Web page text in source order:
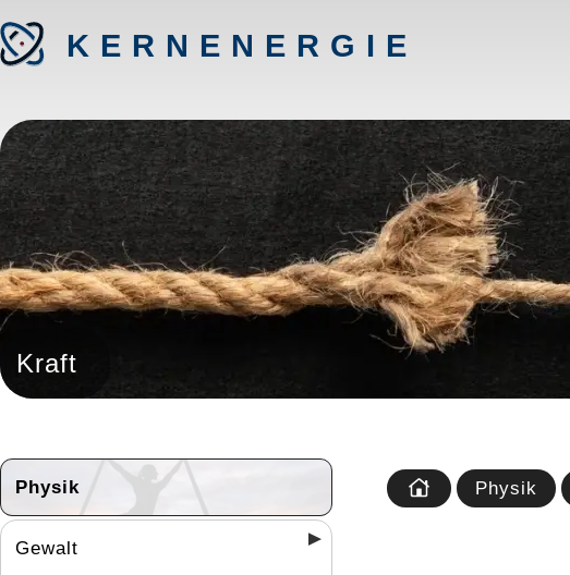
KERNENERGIE
Kraft
Physik
Gewalt
Physik